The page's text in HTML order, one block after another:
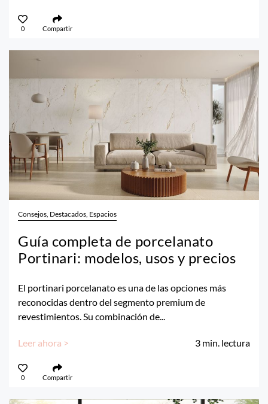
0 Compartir
Consejos, Destacados, Espacios
Guía completa de porcelanato
Portinari: modelos, usos y precios
El portinari porcelanato es una de las opciones más
reconocidas dentro del segmento premium de
revestimientos. Su combinación de...
Leer ahora > 3 min. lectura
0 Compartir